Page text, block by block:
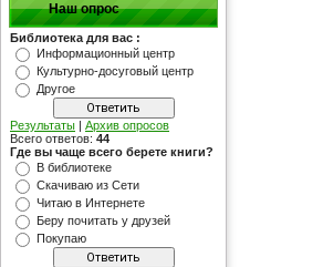
Наш опрос
Библиотека для вас :
Информационный центр
Культурно-досуговый центр
Другое
Результаты | Архив опросов
Всего ответов: 44
Где вы чаще всего берете книги?
В библиотеке
Скачиваю из Сети
Читаю в Интернете
Беру почитать у друзей
Покупаю